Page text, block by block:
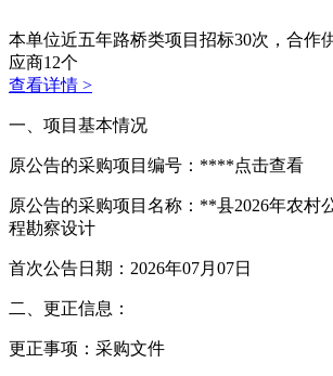
本单位近五年路桥类项目招标30次，合作
应商12个
查看详情 >
一、项目基本情况
原公告的采购项目编号：****点击查看
原公告的采购项目名称：**县2026年农村
程勘察设计
首次公告日期：2026年07月07日
二、更正信息：
更正事项：采购文件